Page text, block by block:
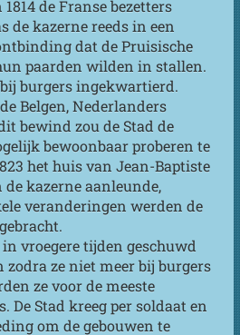
de Franse bezetters
de kazerne reeds in een
dat de Pruisische
paarden wilden in stallen.
burgers ingekwartierd.
Belgen, Nederlanders
bewind zou de Stad de
bewoonbaar proberen te
het huis van Jean-Baptiste
kazerne aanleunde,
veranderingen werden de
vroegere tijden geschuwd
zodra ze niet meer bij burgers
ze voor de meeste
De Stad kreeg per soldaat en
om de gebouwen te